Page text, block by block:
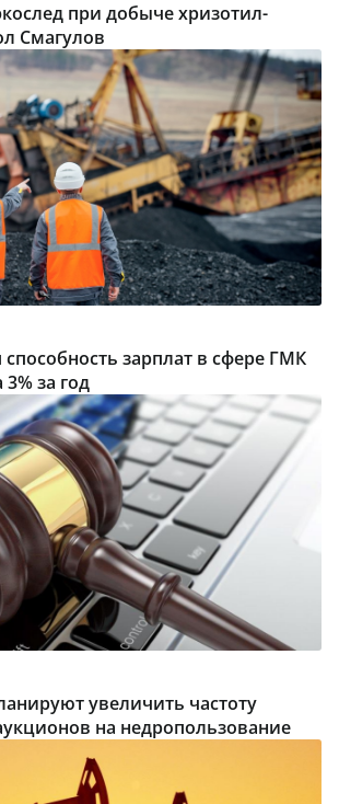
при добыче хризотил-
Смагулов
зарплат в сфере ГМК
за год
увеличить частоту
на недропользование